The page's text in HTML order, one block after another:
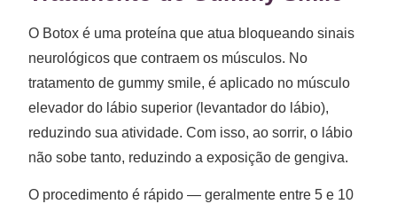
O Botox é uma proteína que atua bloqueando sinais
neurológicos que contraem os músculos. No
tratamento de gummy smile, é aplicado no músculo
elevador do lábio superior (levantador do lábio),
reduzindo sua atividade. Com isso, ao sorrir, o lábio
não sobe tanto, reduzindo a exposição de gengiva.
O procedimento é rápido — geralmente entre 5 e 10